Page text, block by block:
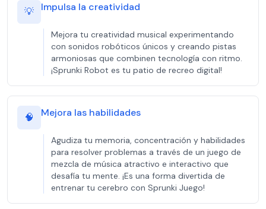
💡 Impulsa la creatividad
Mejora tu creatividad musical experimentando
con sonidos robóticos únicos y creando pistas
armoniosas que combinen tecnología con ritmo.
¡Sprunki Robot es tu patio de recreo digital!
🧠 Mejora las habilidades
Agudiza tu memoria, concentración y habilidades
para resolver problemas a través de un juego de
mezcla de música atractivo e interactivo que
desafía tu mente. ¡Es una forma divertida de
entrenar tu cerebro con Sprunki Juego!